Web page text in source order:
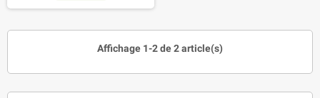
Affichage 1-2 de 2 article(s)